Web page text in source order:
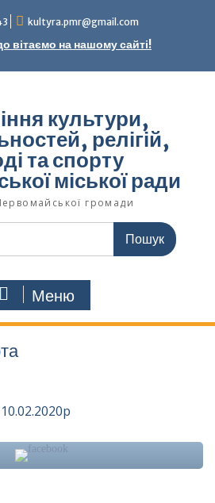
kultyra.pmr@gmail.com
вітаємо на нашому сайті!
культури,
релігій,
та спорту
міської ради
громади
Меню